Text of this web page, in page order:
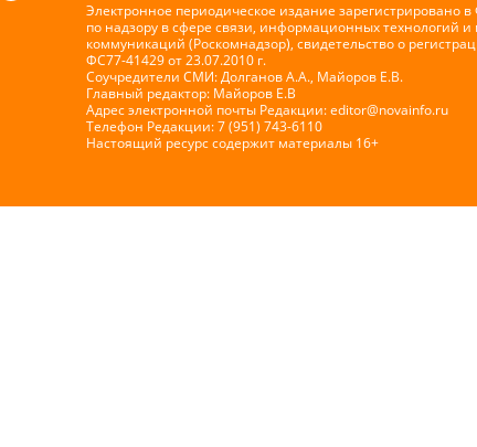
Электронное периодическое издание зарегистрировано
по надзору в сфере связи, информационных технологий и
коммуникаций (Роскомнадзор), свидетельство о
ФС77-41429 от 23.07.2010 г.
Соучредители СМИ: Долганов А.А., Майоров Е.В.
Главный редактор: Майоров Е.В
Адрес электронной почты Редакции:editor@novainfo.ru
Телефон Редакции: 7 (951) 743-6110
Настоящий ресурс содержит материалы 16+